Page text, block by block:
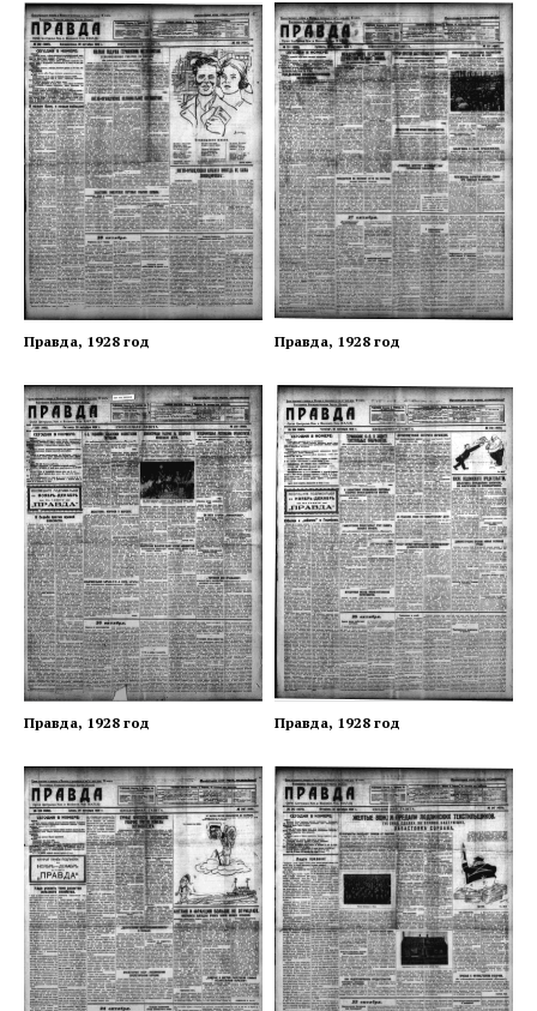
Правда, 1928 год Правда, 1928 год
Правда, 1928 год Правда, 1928 год